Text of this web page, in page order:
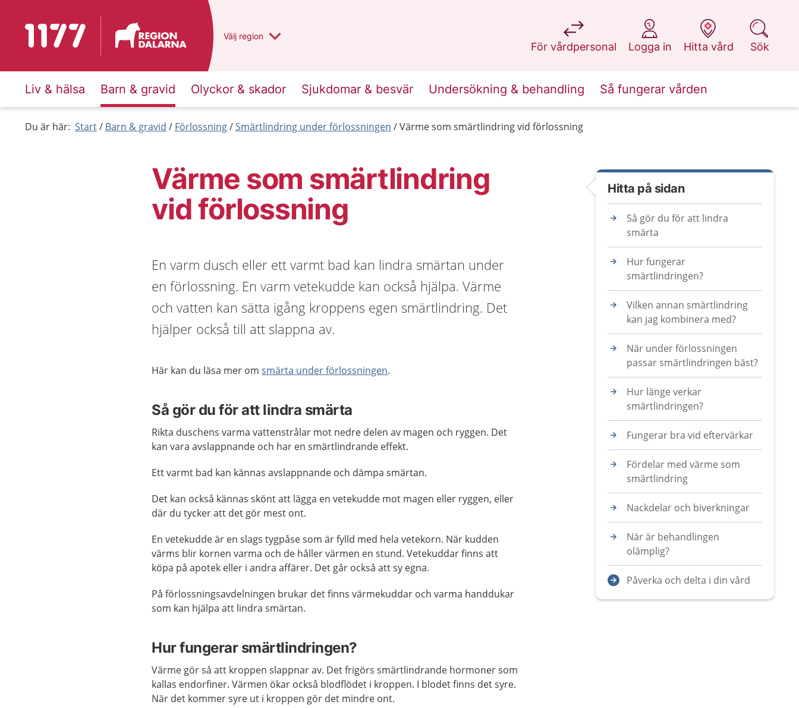
Till startsidan för 1177 Du har valt region
Välj en annan
region
För vårdpersonal
på 1177.se
Logga in
på 1177.se
Hitta vård
på 1177.se
Sök
på 1177.se
Liv & hälsa Barn & gravid Olyckor & skador Sjukdomar & besvär Undersökning & behandling Så fungerar vården
Du är här: Start Barn & gravid Förlossning Smärtlindring under förlossningen Värme som smärtlindring vid förlossning
Värme som smärtlindring
vid förlossning
En varm dusch eller ett varmt bad kan lindra smärtan under
en förlossning. En varm vetekudde kan också hjälpa. Värme
och vatten kan sätta igång kroppens egen smärtlindring. Det
hjälper också till att slappna av.
Här kan du läsa mer omsmärta under förlossningen.
Så gör du för att lindra smärta
Rikta duschens varma vattenstrålar mot nedre delen av magen och ryggen. Det
kan vara avslappnande och har en smärtlindrande effekt.
Ett varmt bad kan kännas avslappnande och dämpa smärtan.
Det kan också kännas skönt att lägga en vetekudde mot magen eller ryggen, eller
där du tycker att det gör mest ont.
En vetekudde är en slags tygpåse som är fylld med hela vetekorn. När kudden
värms blir kornen varma och de håller värmen en stund. Vetekuddar finns att
köpa på apotek eller i andra affärer. Det går också att sy egna.
På förlossningsavdelningen brukar det finns värmekuddar och varma handdukar
som kan hjälpa att lindra smärtan.
Hur fungerar smärtlindringen?
Värme gör så att kroppen slappnar av. Det frigörs smärtlindrande hormoner som
kallas endorfiner. Värmen ökar också blodflödet i kroppen. I blodet finns det syre.
När det kommer syre ut i kroppen gör det mindre ont.
Hitta på sidan
Så gör du för att lindra
smärta
Hur fungerar
smärtlindringen?
Vilken annan smärtlindring
kan jag kombinera med?
När under förlossningen
passar smärtlindringen bäst?
Hur länge verkar
smärtlindringen?
Fungerar bra vid eftervärkar
Fördelar med värme som
smärtlindring
Nackdelar och biverkningar
När är behandlingen
olämplig?
Påverka och delta i din vård